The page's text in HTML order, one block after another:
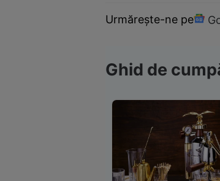
Urmărește-ne pe
Ghid de